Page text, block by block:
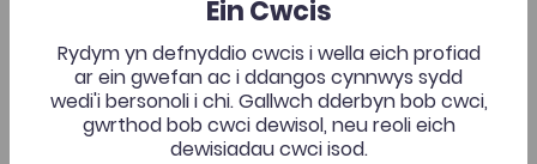
Ychwanegwyd: 03/06/2020 2.1K
I'r Gad: Hanes Cymdeithas yr Iaith
Gymraeg (2003)
Coleg Cymraeg i wylio rhaglenni Archif S4C. Mae modd
gael cyfrif.
AGOR
Ein Cwcis
Rydym yn defnyddio cwcis i wella eich profiad
ar ein gwefan ac i ddangos cynnwys sydd
wedi'i bersonoli i chi. Gallwch dderbyn bob cwci,
gwrthod bob cwci dewisol, neu reoli eich
dewisiadau cwci isod.